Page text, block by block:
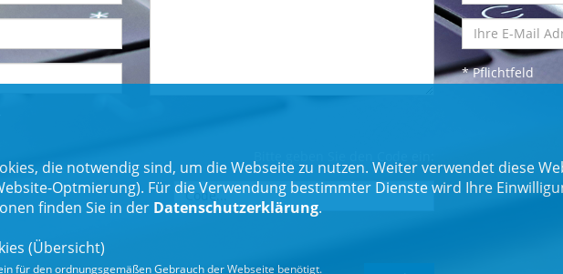
* Pflichtfeld
die notwendig sind, um die Webseite zu nutzen. Weiter verwendet diese
Optmierung). Für die Verwendung bestimmter Dienste wird Ihre
finden Sie in der Datenschutzerklärung.
(Übersicht)
für den ordnungsgemäßen Gebrauch der Webseite benötigt.